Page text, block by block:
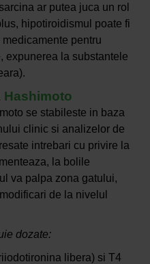
ar putea juca un rol
hipotiroidismul poate fi
pentru
expunerea la substantele
se stabileste in baza
clinic si analizelor de
intrebari cu privire la
la bolile
va palpa zona gatului,
de la nivelul
dozate:
libera) si T4